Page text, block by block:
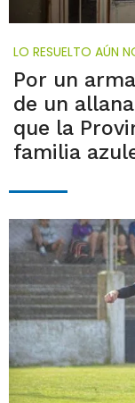
LO RESUELTO AÚN
Por un
de un
que la
familia